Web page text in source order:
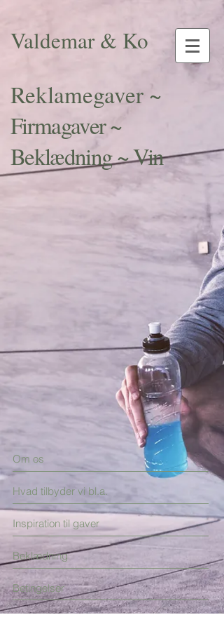
Valdemar & Ko
Reklamegaver ~
Firmagaver ~
Beklædning ~ Vin
Om os
Betingelser
Hvad tilbyder vi bl.a.
Inspiration til gaver
Beklædning